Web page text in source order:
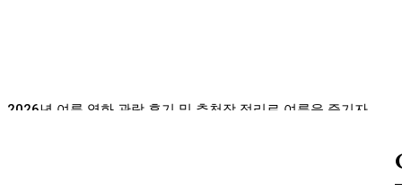
2026년 여름 영화 관람 후기 및 추천작 정리로 여름을 즐기자